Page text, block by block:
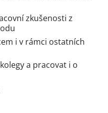
zkušenosti z
i v rámci ostatních
a pracovat i o